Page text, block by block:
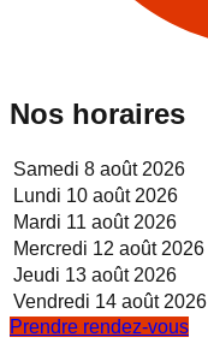
Nos horaires
Samedi 8 août 2026
Lundi 10 août 2026
Mardi 11 août 2026
Mercredi 12 août 2026
Jeudi 13 août 2026
Vendredi 14 août 2026
Prendre rendez-vous